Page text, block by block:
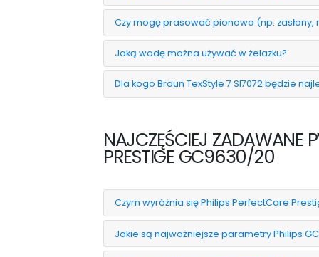
Czy mogę prasować pionowo (np. zasłony,
Jaką wodę można używać w żelazku?
Dla kogo Braun TexStyle 7 SI7072 będzie
NAJCZĘŚCIEJ ZADAWANE
PRESTIGE GC9630/20
Czym wyróżnia się Philips PerfectCare
Jakie są najważniejsze parametry Philips